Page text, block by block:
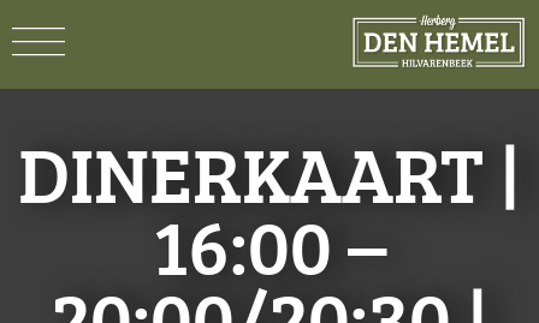
DINERKAART |
16:00 –